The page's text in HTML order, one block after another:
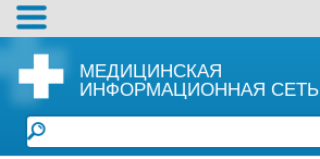
МЕДИЦИНСКАЯ
ИНФОРМАЦИОННАЯ СЕТЬ